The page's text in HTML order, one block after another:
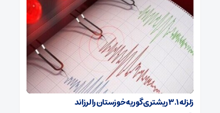
زلزله ۳.۱ ریشتری گوریه خوزستان را لرزاند